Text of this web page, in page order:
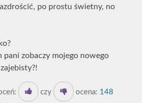
po prostu świetny, no
pani zobaczy mojego nowego
czy ocena: 148